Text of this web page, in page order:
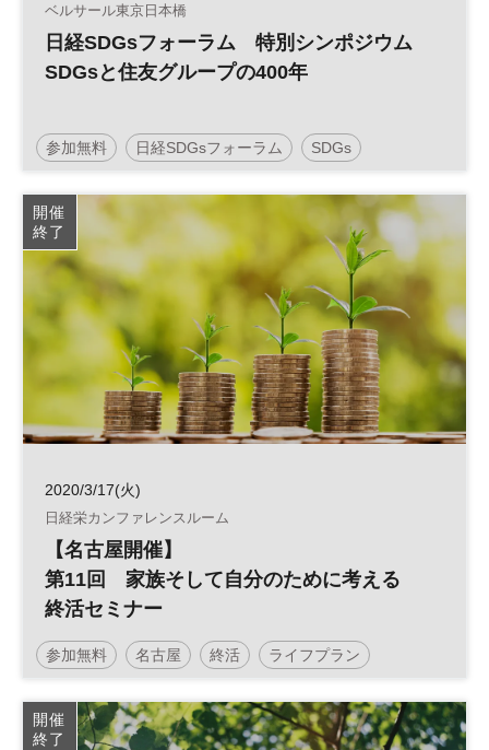
ベルサール東京日本橋
日経SDGsフォーラム 特別シンポジウム
SDGsと住友グループの400年
参加無料 日経SDGsフォーラム SDGs
開催
終了
2020/3/17(火)
日経栄カンファレンスルーム
【名古屋開催】
第11回 家族そして自分のために考える
終活セミナー
参加無料 名古屋 終活 ライフプラン
開催
終了